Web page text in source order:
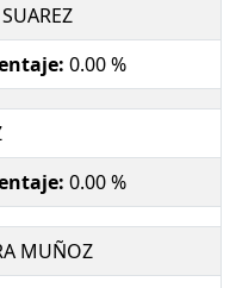
0.00 %
0.00 %
MUÑOZ